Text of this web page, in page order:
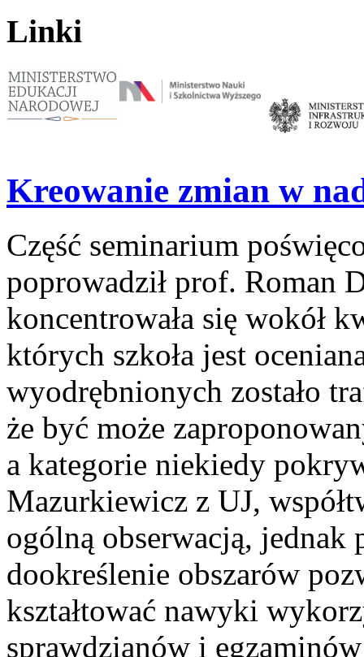
Linki
Kreowanie zmian w
Część seminarium
poprowadził prof. Roman
koncentrowała się wokół
których szkoła jest
wyodrębnionych zostało
że być może
a kategorie niekiedy
Mazurkiewicz z UJ,
ogólną obserwacją, jednak
dookreślenie obszarów
kształtować nawyki
sprawdzianów i